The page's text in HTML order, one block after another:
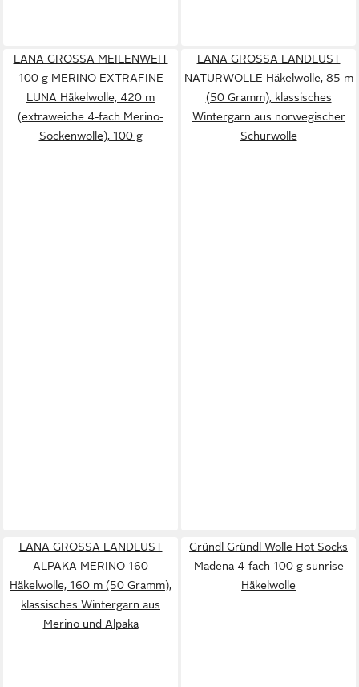
LANA GROSSA MEILENWEIT
100 g MERINO EXTRAFINE
LUNA Häkelwolle, 420 m
(extraweiche 4-fach Merino-
Sockenwolle), 100 g
LANA GROSSA LANDLUST
NATURWOLLE Häkelwolle, 85 m
(50 Gramm), klassisches
Wintergarn aus norwegischer
Schurwolle
LANA GROSSA LANDLUST
ALPAKA MERINO 160
Häkelwolle, 160 m (50 Gramm),
klassisches Wintergarn aus
Merino und Alpaka
Gründl Gründl Wolle Hot Socks
Madena 4-fach 100 g sunrise
Häkelwolle